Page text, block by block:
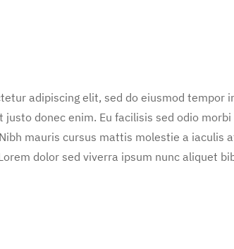
adipiscing elit, sed do eiusmod tempor
donec enim. Eu facilisis sed odio
mauris cursus mattis molestie a iaculis
dolor sed viverra ipsum nunc aliquet